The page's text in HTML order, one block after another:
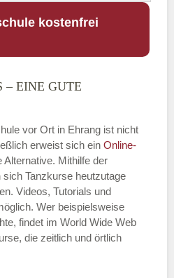
kostenfrei
– EINE GUTE
vor Ort in Ehrang ist nicht
erweist sich ein Online-
Alternative. Mithilfe der
Tanzkurse heutzutage
Videos, Tutorials und
Wer beispielsweise
findet im World Wide Web
die zeitlich und örtlich